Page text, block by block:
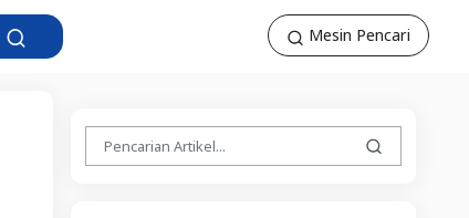
Mesin Pencari